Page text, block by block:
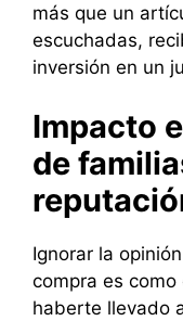
más que un
escuchadas,
inversión en un
Impacto
de
Ignorar la
compra es
haberte llevado